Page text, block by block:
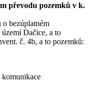
převodu pozemků v k.
o bezúplatném
Dačice, a to
č. 4b, a to pozemků:
komunikace